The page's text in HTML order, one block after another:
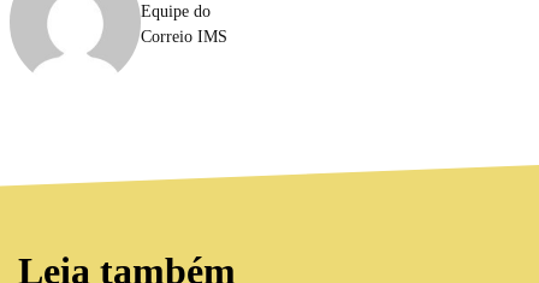
Equipe do
Correio IMS
Leia também